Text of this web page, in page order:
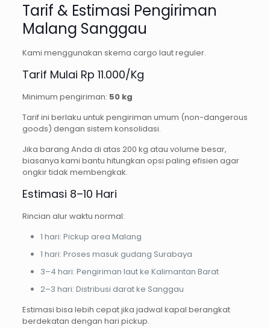
Tarif & Estimasi Pengiriman
Malang Sanggau
Kami menggunakan skema cargo laut reguler.
Tarif Mulai Rp 11.000/Kg
Minimum pengiriman: 50 kg
Tarif ini berlaku untuk pengiriman umum (non-dangerous
goods) dengan sistem konsolidasi.
Jika barang Anda di atas 200 kg atau volume besar,
biasanya kami bantu hitungkan opsi paling efisien agar
ongkir tidak membengkak.
Estimasi 8–10 Hari
Rincian alur waktu normal:
1 hari: Pickup area Malang
1 hari: Proses masuk gudang Surabaya
3–4 hari: Pengiriman laut ke Kalimantan Barat
2–3 hari: Distribusi darat ke Sanggau
Estimasi bisa lebih cepat jika jadwal kapal berangkat
berdekatan dengan hari pickup.